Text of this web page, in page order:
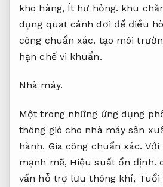
kho hàng, Ít hư hỏng. khu
dụng quạt cánh dơi để điều
công chuẩn xác. tạo môi
hạn chế vi khuẩn.
Nhà máy.
Một trong những ứng dụng
thông gió cho nhà máy sản
hành. Gia công chuẩn xác. Với
mạnh mẽ, Hiệu suất ổn định.
vấn hỗ trợ lưu thông khí, Tuổi